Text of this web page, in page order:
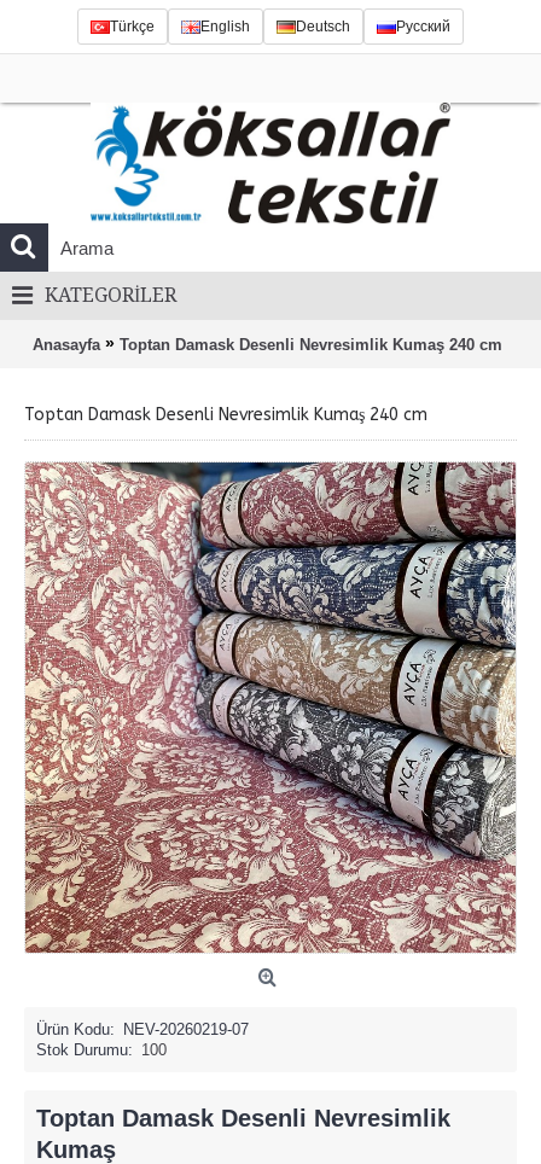
Türkçe English Deutsch Русский
KATEGORILER
Anasayfa » Toptan Damask Desenli Nevresimlik Kumaş 240 cm
Toptan Damask Desenli Nevresimlik Kumaş 240 cm
Ürün Kodu:
NEV-20260219-07
Stok Durumu: 100
Toptan Damask Desenli Nevresimlik
Kumaş